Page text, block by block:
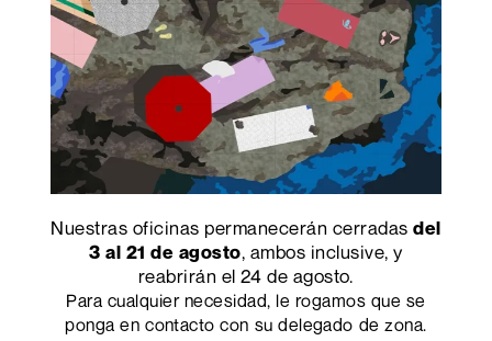
Amueblar espacios privados
pero también comunicar en
áreas públicas.
Nuestras oficinas permanecerán cerradas del
3 al 21 de agosto, ambos inclusive, y
reabrirán el 24 de agosto.
Para cualquier necesidad, le rogamos que se
ponga en contacto con su delegado de zona.